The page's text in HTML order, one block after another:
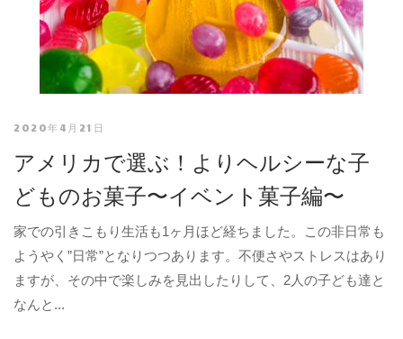
2020年4月21日
アメリカで選ぶ！よりヘルシーな子
どものお菓子〜イベント菓子編〜
家での引きこもり生活も1ヶ月ほど経ちました。この非日常も
ようやく”日常”となりつつあります。不便さやストレスはあり
ますが、その中で楽しみを見出したりして、2人の子ども達と
なんと...